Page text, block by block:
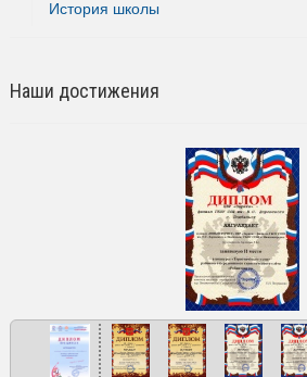
История школы
Наши достижения